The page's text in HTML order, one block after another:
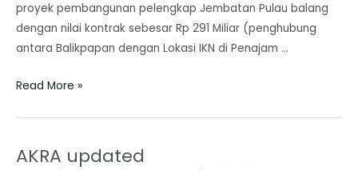
proyek pembangunan pelengkap Jembatan Pulau balang
dengan nilai kontrak sebesar Rp 291 Miliar (penghubung
antara Balikpapan dengan Lokasi IKN di Penajam …
Read More »
AKRA updated